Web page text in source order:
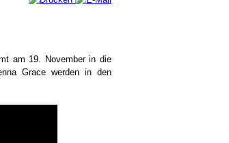
am 19. November in die
Grace werden in den